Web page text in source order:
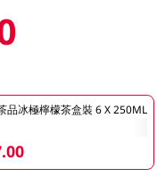
品冰極檸檬茶盒裝 6 X 250ML